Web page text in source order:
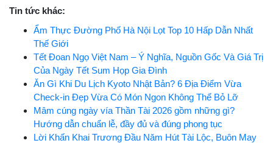
Tin tức khác:
Ẩm Thực Đường Phố Hà Nội Lọt Top 10 Hấp Dẫn Nhất
Thế Giới
Tết Đoan Ngọ Việt Nam – Ý Nghĩa, Nguồn Gốc Và Giá Trị
Của Ngày Tết Sum Họp Gia Đình
Ăn Gì Khi Du Lịch Kyoto Nhật Bản? 6 Địa Điểm Vừa
Check-in Đẹp Vừa Có Món Ngon Không Thể Bỏ Lỡ
Mâm cúng ngày vía Thần Tài 2026 gồm những gì?
Hướng dẫn chuẩn lễ, đầy đủ và đúng phong tục
Lời Khấn Khai Trương Đầu Năm Hút Tài Lộc, Buôn May